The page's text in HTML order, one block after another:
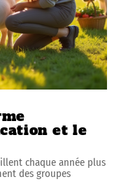
et le
chaque année plus
des groupes